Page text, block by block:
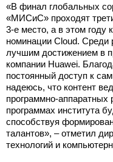
«В финал глобальных
«МИСиС» проходят
3-е место, а в этом году
номинации Cloud. Среди
лучшим достижением в
компании Huawei.
постоянный доступ к
надеюсь, что контент
программно-
программах института
способствуя
талантов», – отметил
технологий и